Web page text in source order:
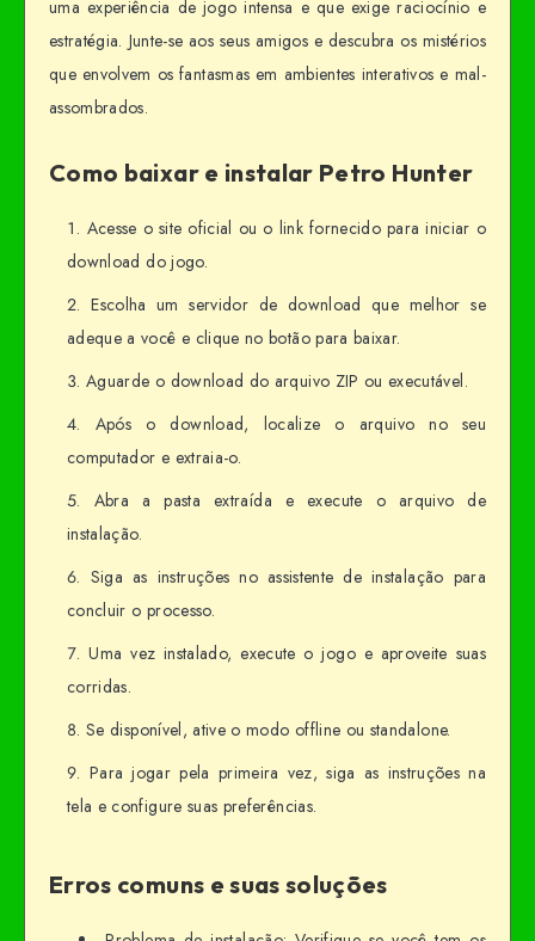
uma experiência de jogo intensa e que exige raciocínio e
estratégia. Junte-se aos seus amigos e descubra os mistérios
que envolvem os fantasmas em ambientes interativos e mal-
assombrados.
Como baixar e instalar Petro Hunter
Acesse o site oficial ou o link fornecido para iniciar o
download do jogo.
Escolha um servidor de download que melhor se
adeque a você e clique no botão para baixar.
Aguarde o download do arquivo ZIP ou executável.
Após o download, localize o arquivo no seu
computador e extraia-o.
Abra a pasta extraída e execute o arquivo de
instalação.
Siga as instruções no assistente de instalação para
concluir o processo.
Uma vez instalado, execute o jogo e aproveite suas
corridas.
Se disponível, ative o modo offline ou standalone.
Para jogar pela primeira vez, siga as instruções na
tela e configure suas preferências.
Erros comuns e suas soluções